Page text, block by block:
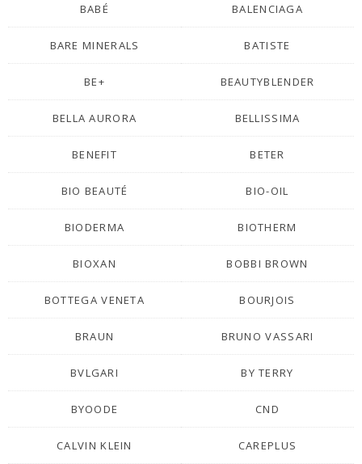
BABÉ BALENCIAGA
BARE MINERALS BATISTE
BE+ BEAUTYBLENDER
BELLA AURORA BELLISSIMA
BENEFIT BETER
BIO BEAUTÉ BIO-OIL
BIODERMA BIOTHERM
BIOXAN BOBBI BROWN
BOTTEGA VENETA BOURJOIS
BRAUN BRUNO VASSARI
BVLGARI BY TERRY
BYOODE CND
CALVIN KLEIN CAREPLUS